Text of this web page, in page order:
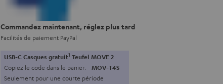
Commandez maintenant, réglez plus tard
Facilités de paiement PayPal
USB-C Casques gratuit1 Teufel MOVE 2
Copiez le code dans le panier. MOV-T4S
Seulement pour une courte période